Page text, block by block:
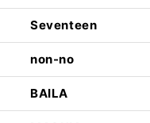
Seventeen
non-no
BAILA